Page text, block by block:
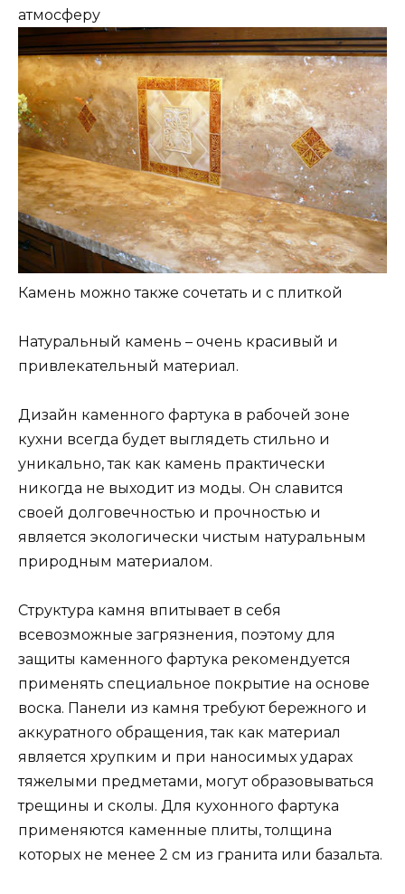
атмосферу
Камень можно также сочетать и с плиткой
Натуральный камень – очень красивый и
привлекательный материал.
Дизайн каменного фартука в рабочей зоне
кухни всегда будет выглядеть стильно и
уникально, так как камень практически
никогда не выходит из моды. Он славится
своей долговечностью и прочностью и
является экологически чистым натуральным
природным материалом.
Структура камня впитывает в себя
всевозможные загрязнения, поэтому для
защиты каменного фартука рекомендуется
применять специальное покрытие на основе
воска. Панели из камня требуют бережного и
аккуратного обращения, так как материал
является хрупким и при наносимых ударах
тяжелыми предметами, могут образовываться
трещины и сколы. Для кухонного фартука
применяются каменные плиты, толщина
которых не менее 2 см из гранита или базальта.